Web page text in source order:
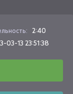
2:40
03-13 23:51:38